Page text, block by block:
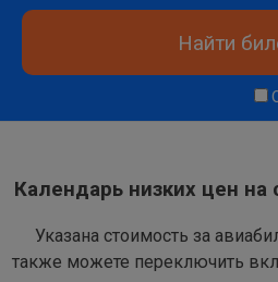
Найти
Календарь низких цен на
Указана стоимость за
также можете переключить